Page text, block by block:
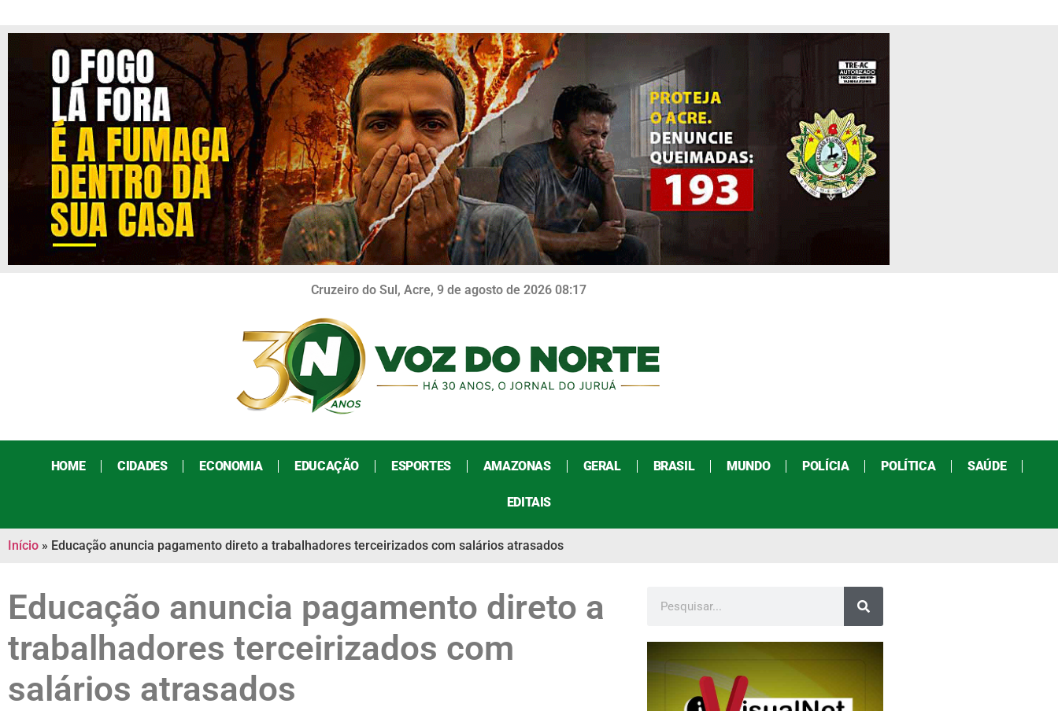
Cruzeiro do Sul, Acre, 9 de agosto de 2026 08:17
HOME CIDADES ECONOMIA EDUCAÇÃO ESPORTES AMAZONAS GERAL BRASIL MUNDO POLÍCIA POLÍTICA SAÚDE
EDITAIS
Início » Educação anuncia pagamento direto a trabalhadores terceirizados com salários atrasados
Educação anuncia pagamento direto a
trabalhadores terceirizados com
salários atrasados